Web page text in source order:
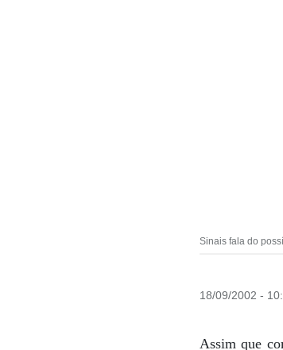
Sinais fala do
18/09/2002 -
Assim que